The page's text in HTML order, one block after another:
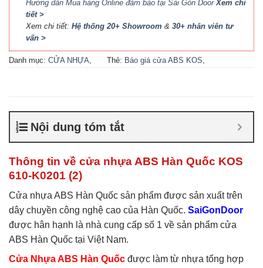
Hướng dẫn Mua hàng Online đảm bảo tại Sài Gòn DoorXem chi
tiết >
Xem chi tiết: Hệ thống 20+ Showroom & 30+ nhân viên tư
vấn >
Danh mục: CỬA NHỰA,
Thẻ: Báo giá cửa ABS KOS,
nhựa ABS Hàn Quốc là gì
Cửa nhựa ABS Hàn Quốc
tại TP Vĩnh,Cửa nhựa ABS
nhựa ABS KOS
Nội dung tóm tắt
Thông tin về cửa nhựa ABS Hàn Quốc KOS
610-K0201 (2)
Cửa nhựa ABS Hàn Quốc sản phẩm được sản xuất trên
dây chuyền công nghệ cao của Hàn Quốc. SaiGonDoor
được hân hạnh là nhà cung cấp số 1 về sản phẩm cửa
ABS Hàn Quốc tại Việt Nam.
Cửa Nhựa ABS Hàn Quốc được làm từ nhựa tổng hợp